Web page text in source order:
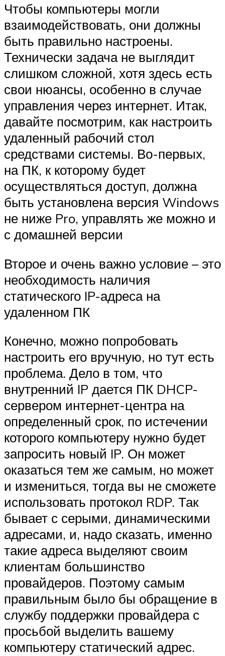
Чтобы компьютеры могли
взаимодействовать, они должны
быть правильно настроены.
Технически задача не выглядит
слишком сложной, хотя здесь есть
свои нюансы, особенно в случае
управления через интернет. Итак,
давайте посмотрим, как настроить
удаленный рабочий стол
средствами системы. Во-первых,
на ПК, к которому будет
осуществляться доступ, должна
быть установлена версия Windows
не ниже Pro, управлять же можно и
с домашней версии
Второе и очень важно условие – это
необходимость наличия
статического IP-адреса на
удаленном ПК
Конечно, можно попробовать
настроить его вручную, но тут есть
проблема. Дело в том, что
внутренний IP дается ПК DHCP-
сервером интернет-центра на
определенный срок, по истечении
которого компьютеру нужно будет
запросить новый IP. Он может
оказаться тем же самым, но может
и измениться, тогда вы не сможете
использовать протокол RDP. Так
бывает с серыми, динамическими
адресами, и, надо сказать, именно
такие адреса выделяют своим
клиентам большинство
провайдеров. Поэтому самым
правильным было бы обращение в
службу поддержки провайдера с
просьбой выделить вашему
компьютеру статический адрес.